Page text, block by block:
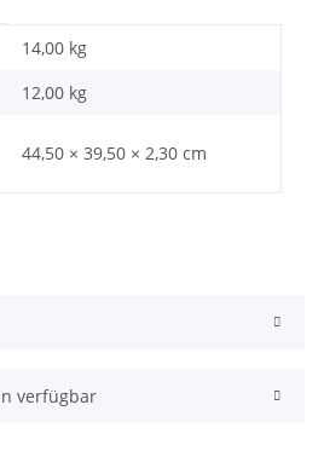
14,00 kg
12,00 kg
44,50 × 39,50 × 2,30 cm
verfügbar